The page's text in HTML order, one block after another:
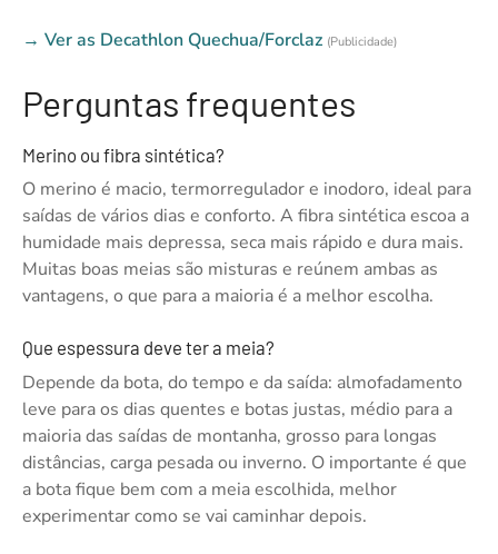
→ Ver as Decathlon Quechua/Forclaz (Publicidade)
Perguntas frequentes
Merino ou fibra sintética?
O merino é macio, termorregulador e inodoro, ideal para
saídas de vários dias e conforto. A fibra sintética escoa a
humidade mais depressa, seca mais rápido e dura mais.
Muitas boas meias são misturas e reúnem ambas as
vantagens, o que para a maioria é a melhor escolha.
Que espessura deve ter a meia?
Depende da bota, do tempo e da saída: almofadamento
leve para os dias quentes e botas justas, médio para a
maioria das saídas de montanha, grosso para longas
distâncias, carga pesada ou inverno. O importante é que
a bota fique bem com a meia escolhida, melhor
experimentar como se vai caminhar depois.